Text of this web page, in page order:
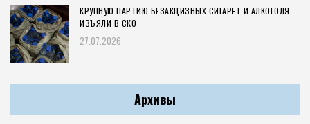
КРУПНУЮ ПАРТИЮ БЕЗАКЦИЗНЫХ СИГАРЕТ И АЛКОГОЛЯ
ИЗЪЯЛИ В СКО
27.07.2026
Архивы